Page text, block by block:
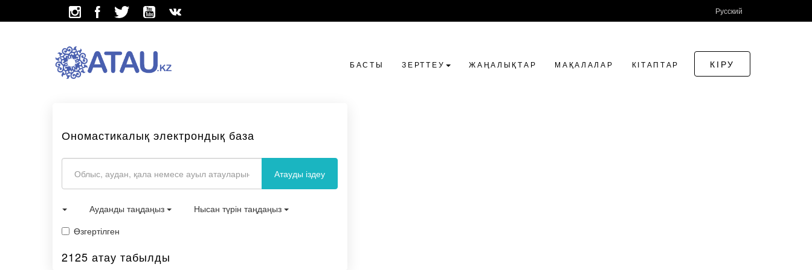
Русский
БАСТЫ ЗЕРТТЕУ ЖАҢАЛЫҚТАР МАҚАЛАЛАР КІТАПТАР КІРУ
Ономастикалық электрондық база
Атауды іздеу
Ауданды таңдаңыз
Нысан түрін таңдаңыз
Өзгертілген
2125 атау табылды